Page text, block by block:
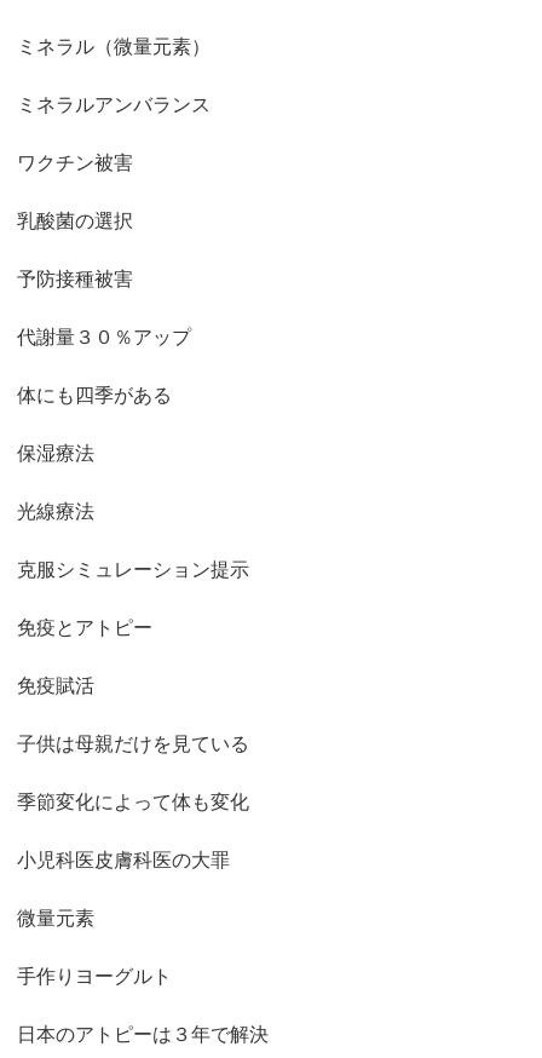
ミネラル（微量元素）
ミネラルアンバランス
ワクチン被害
乳酸菌の選択
予防接種被害
代謝量３０％アップ
体にも四季がある
保湿療法
光線療法
克服シミュレーション提示
免疫とアトピー
免疫賦活
子供は母親だけを見ている
季節変化によって体も変化
小児科医皮膚科医の大罪
微量元素
手作りヨーグルト
日本のアトピーは３年で解決